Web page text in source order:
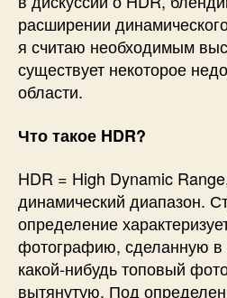
расширении
я считаю необходимым
существует некоторое
области.
Что такое HDR?
HDR = High Dynamic
динамический диапазон.
определение
фотографию, сделанную
какой-нибудь топовый
вытянутую. Под